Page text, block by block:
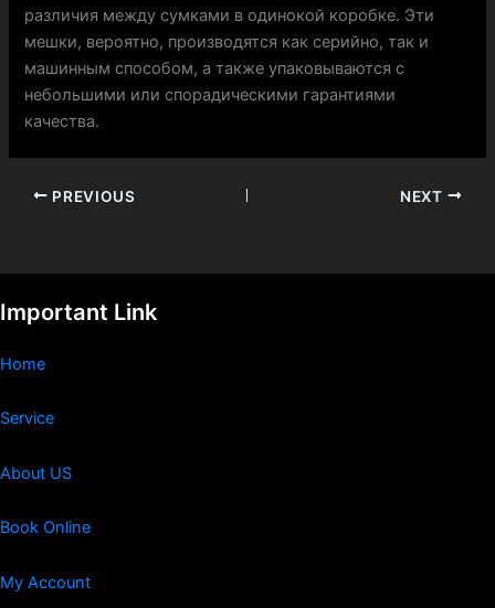
различия между сумками в одинокой коробке. Эти
мешки, вероятно, производятся как серийно, так и
машинным способом, а также упаковываются с
небольшими или спорадическими гарантиями
качества.
PREVIOUS NEXT
Important Link
Home
Service
About US
Book Online
My Account